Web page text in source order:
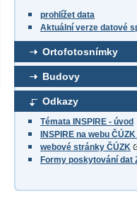
prohlížet data
Aktuální verze datové
Ortofotosnímky
Budovy
Odkazy
Témata INSPIRE - úvod
INSPIRE na webu ČÚZK
webové stránky ČÚZK
Formy poskytování dat